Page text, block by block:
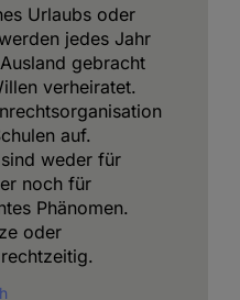
Urlaubs oder
jedes Jahr
gebracht
verheiratet.
auf.
weder für
noch für
Phänomen.
oder